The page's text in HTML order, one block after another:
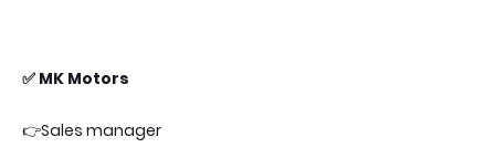
✅ MK Motors
👉Sales manager